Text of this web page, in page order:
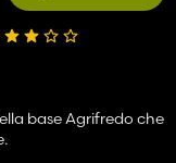
base Agrifredo che